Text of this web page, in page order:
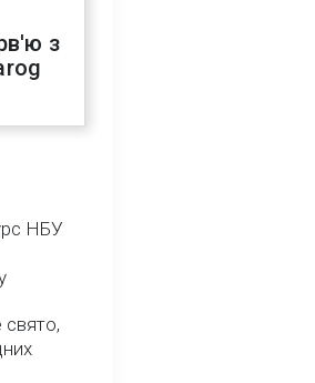
з
НБУ
свято,